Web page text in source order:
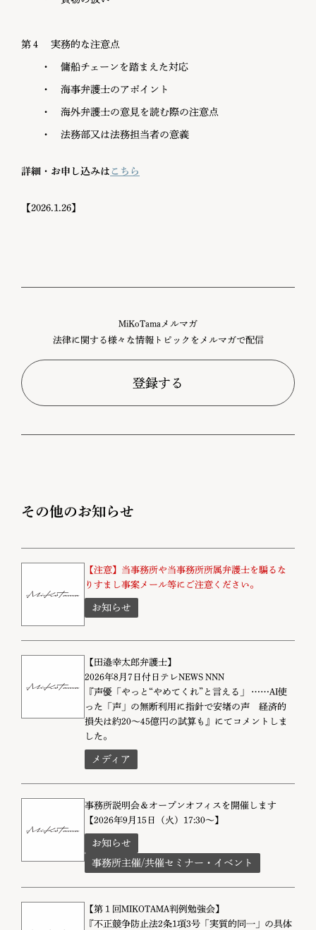
第４ 実務的な注意点
・ 傭船チェーンを踏まえた対応
・ 海事弁護士のアポイント
・ 海外弁護士の意見を読む際の注意点
・ 法務部又は法務担当者の意義
詳細・お申し込みは こちら
【2026.1.26】
MiKoTamaメルマガ
法律に関する様々な情報トピックをメルマガで配信
登録する
その他のお知らせ
【注意】当事務所や当事務所所属弁護士を騙るな
りすまし事案メール等にご注意ください。
お知らせ
【田邉幸太郎弁護士】
2026年8月7日付日テレNEWS NNN
『声優「やっと“やめてくれ”と言える」 ……AI使
った「声」の無断利用に指針で安堵の声 経済的
損失は約20～45億円の試算も』にてコメントしま
した。
メディア
事務所説明会＆オープンオフィスを開催します
【2026年9月15日（火）17:30～】
お知らせ
事務所主催/共催セミナー・イベント
【第１回MIKOTAMA判例勉強会】
『不正競争防止法2条1項3号「実質的同一」の具体